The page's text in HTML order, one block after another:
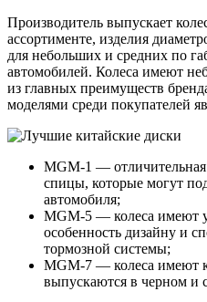
Производитель выпускает
ассортименте, изделия
для небольших и средних по
автомобилей. Колеса имеют
из главных преимуществ
моделями среди покупателей
MGM-1 —
спицы, которые могут
автомобиля;
MGM-5 — колеса имеют
особенность дизайну и
тормозной системы;
MGM-7 — колеса имеют
выпускаются в черном и